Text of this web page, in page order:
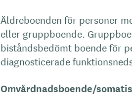
Äldreboenden för personer
eller gruppboende.
biståndsbedömt boende för
diagnosticerade
Omvårdnadsboende/